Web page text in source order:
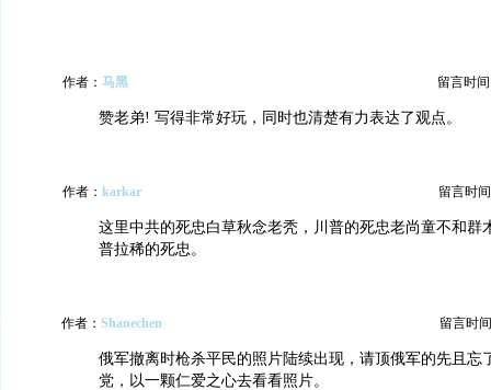
作者： 马黑 留言时间
赞老弟! 写得非常好玩，同时也清楚有力表达了观点。
作者： karkar 留言时
这里中共的死忠白草秋念老秃，川普的死忠老尚童不和群
普拉稀的死忠。
作者： Shanechen 留言时
俄军撤离时枪杀平民的照片陆续出现，请顶俄军的先且忘
党，以一颗仁爱之心去看看照片。